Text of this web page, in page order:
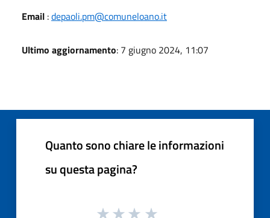
Email :depaoli.pm@comuneloano.it
Ultimo aggiornamento: 7 giugno 2024, 11:07
Quanto sono chiare le informazioni
su questa pagina?